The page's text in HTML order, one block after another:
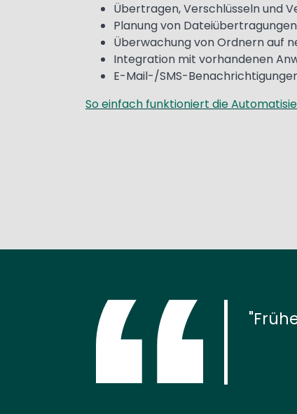
Übertragen, Verschlüsseln und
Planung von
Überwachung von Ordnern auf
Integration mit vorhandenen
E-Mail-/SMS-
So einfach funktioniert die